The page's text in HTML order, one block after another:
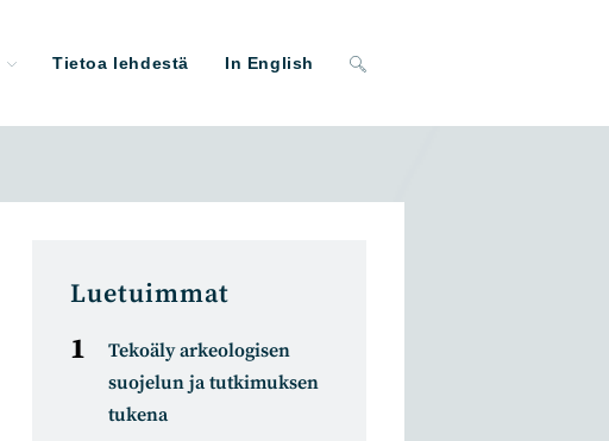
Tietoa lehdestä In English Toggle
Luetuimmat
Tekoäly arkeologisen
suojelun ja tutkimuksen
tukena